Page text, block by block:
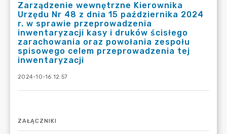
Zarządzenie wewnętrzne Kierownika
Urzędu Nr 48 z dnia 15 października 2024
r. w sprawie przeprowadzenia
inwentaryzacji kasy i druków ścisłego
zarachowania oraz powołania zespołu
spisowego celem przeprowadzenia tej
inwentaryzacji
2024-10-16 12:57
ZAŁĄCZNIKI